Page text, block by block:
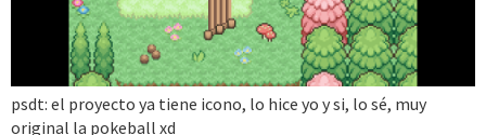
psdt: el proyecto ya tiene icono, lo hice yo y si, lo sé, muy
original la pokeball xd